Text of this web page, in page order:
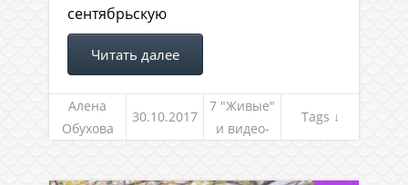
сентябрьскую
Читать далее
Алена
Обухова
30.10.2017
7 "Живые"
и видео-
Tags ↓